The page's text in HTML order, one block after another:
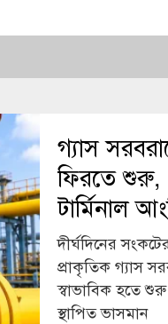
গ্যাস
ফিরতে
টার্মিনাল
দীর্ঘদিনের
প্রাকৃতিক গ্যাস
স্বাভাবিক হতে
স্থাপিত ভাসমান